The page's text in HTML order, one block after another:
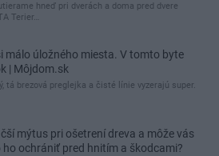
hneď pri dverách a doma pred dvere
Terier…
málo úložného miesta. V tomto byte
| Môjdom.sk
tá brezová preglejka a čisté línie vyzerajú super.
mýtus pri ošetrení dreva a môže vás
ochrániť pred hnitím a škodcami?